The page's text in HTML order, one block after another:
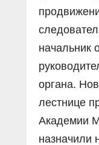
начальник
органа.
лестнице
Академии
назначили